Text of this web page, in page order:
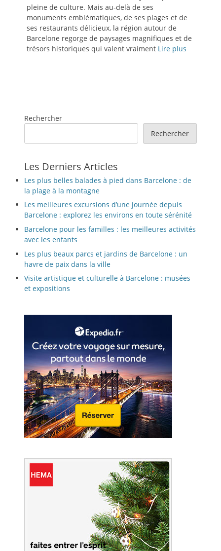
pleine de culture. Mais au-delà de ses
monuments emblématiques, de ses plages et de
ses restaurants délicieux, la région autour de
Barcelone regorge de paysages magnifiques et de
trésors historiques qui valent vraiment Lire plus
Rechercher
Rechercher
Les Derniers Articles
Les plus belles balades à pied dans Barcelone : de
la plage à la montagne
Les meilleures excursions d’une journée depuis
Barcelone : explorez les environs en toute sérénité
Barcelone pour les familles : les meilleures activités
avec les enfants
Les plus beaux parcs et jardins de Barcelone : un
havre de paix dans la ville
Visite artistique et culturelle à Barcelone : musées
et expositions